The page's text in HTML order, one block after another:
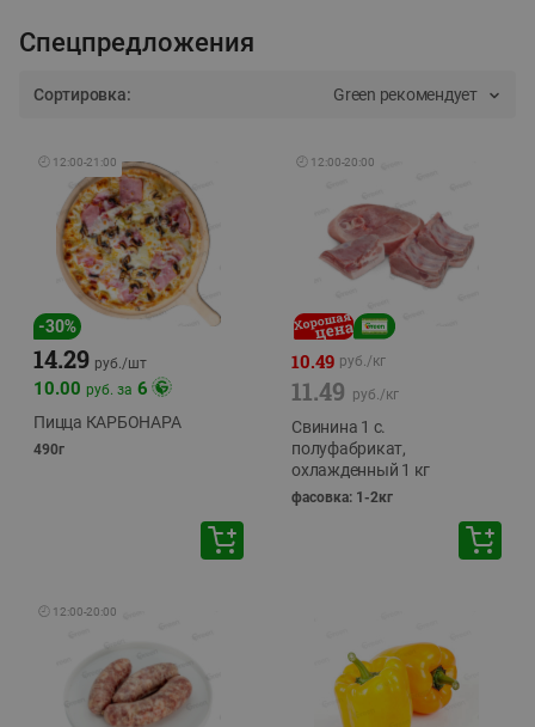
Спецпредложения
Сортировка: Green рекомендует
🕘 12:00-21:00
-30%
14.29 руб./шт
10.00 руб. за 6
Пицца КАРБОНАРА
490г
🕘 12:00-20:00
10.49 руб./кг
11.49 руб./кг
Свинина 1 с.
полуфабрикат,
охлажденный 1 кг
фасовка: 1-2кг
🕘 12:00-20:00